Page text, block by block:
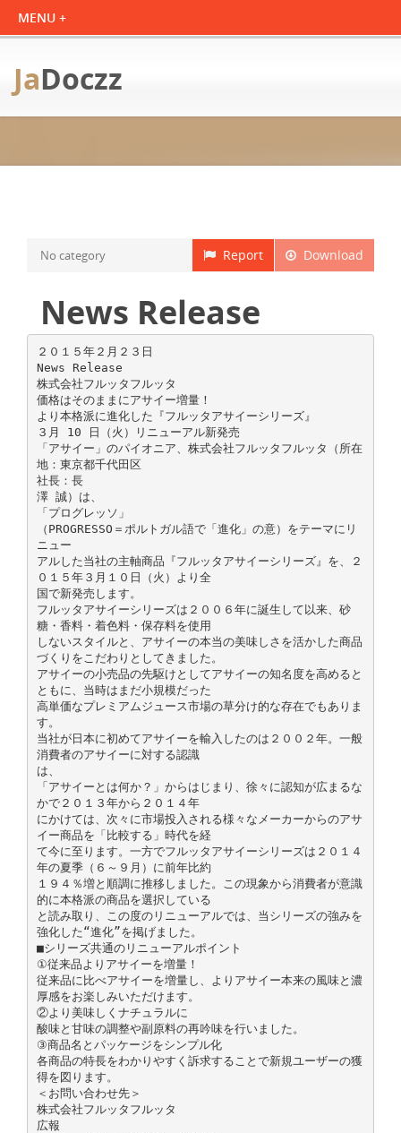
JaDoczz
Download
Report
No category
News Release
２０１５年２月２３日
News Release
株式会社フルッタフルッタ
価格はそのままにアサイー増量！
より本格派に進化した『フルッタアサイーシリーズ』
３月 10 日（火）リニューアル新発売
「アサイー」のパイオニア、株式会社フルッタフルッタ（所在
地：東京都千代田区
社長：長
澤 誠）は、
「プログレッソ」
（PROGRESSO＝ポルトガル語で「進化」の意）をテーマにリ
ニュー
アルした当社の主軸商品『フルッタアサイーシリーズ』を、２
０１５年３月１０日（火）より全
国で新発売します。
フルッタアサイーシリーズは２００６年に誕生して以来、砂
糖・香料・着色料・保存料を使用
しないスタイルと、アサイーの本当の美味しさを活かした商品
づくりをこだわりとしてきました。
アサイーの小売品の先駆けとしてアサイーの知名度を高めると
ともに、当時はまだ小規模だった
高単価なプレミアムジュース市場の草分け的な存在でもありま
す。
当社が日本に初めてアサイーを輸入したのは２００２年。一般
消費者のアサイーに対する認識
は、
「アサイーとは何か？」からはじまり、徐々に認知が広まるな
かで２０１３年から２０１４年
にかけては、次々に市場投入される様々なメーカーからのアサ
イー商品を「比較する」時代を経
て今に至ります。一方でフルッタアサイーシリーズは２０１４
年の夏季（６～９月）に前年比約
１９４％増と順調に推移しました。この現象から消費者が意識
的に本格派の商品を選択している
と読み取り、この度のリニューアルでは、当シリーズの強みを
強化した“進化”を掲げました。
■シリーズ共通のリニューアルポイント
①従来品よりアサイーを増量！
従来品に比べアサイーを増量し、よりアサイー本来の風味と濃
厚感をお楽しみいただけます。
②より美味しくナチュラルに
酸味と甘味の調整や副原料の再吟味を行いました。
③商品名とパッケージをシンプル化
各商品の特長をわかりやすく訴求することで新規ユーザーの獲
得を図ります。
＜お問い合わせ先＞
株式会社フルッタフルッタ
広報